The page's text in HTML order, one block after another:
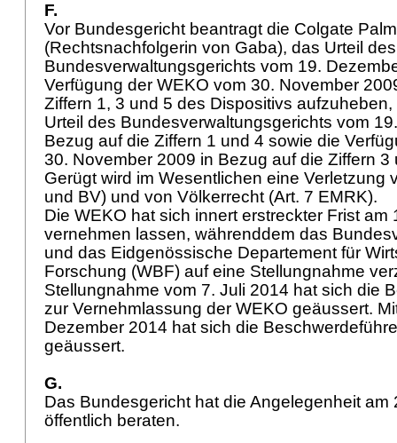
F.
Vor Bundesgericht beantragt die Colgate
(Rechtsnachfolgerin von Gaba), das Urteil des
Bundesverwaltungsgerichts vom 19.
Verfügung der WEKO vom 30. November
Ziffern 1, 3 und 5 des Dispositivs
Urteil des Bundesverwaltungsgerichts vom
Bezug auf die Ziffern 1 und 4 sowie die
30. November 2009 in Bezug auf die Ziffern
Gerügt wird im Wesentlichen eine Verletzung
und BV) und von Völkerrecht (Art. 7 EMRK).
Die WEKO hat sich innert erstreckter Frist am
vernehmen lassen, währenddem das
und das Eidgenössische Departement für
Forschung (WBF) auf eine Stellungnahme
Stellungnahme vom 7. Juli 2014 hat sich die
zur Vernehmlassung der WEKO geäussert.
Dezember 2014 hat sich die
geäussert.
G.
Das Bundesgericht hat die Angelegenheit am
öffentlich beraten.